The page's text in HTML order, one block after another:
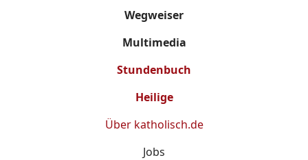
Wegweiser
Multimedia
Stundenbuch
Heilige
Über katholisch.de
Jobs